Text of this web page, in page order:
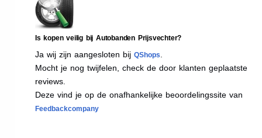
Is kopen veilig bij Autobanden Prijsvechter?
Ja wij zijn aangesloten bij QShops
Mocht je nog twijfelen, check de door klanten geplaatste
reviews.
Deze vind je op de onafhankelijke beoordelingssite van
Feedbackcompany